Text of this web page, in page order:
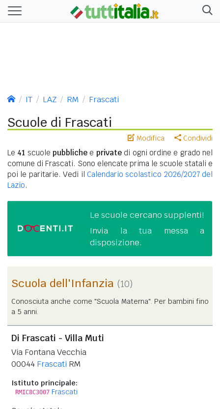
IT LAZ RM Frascati
Scuole di Frascati
Modifica Condividi
Le 41 scuolepubbliche e privatedi ogni ordine e grado nel
comune di Frascati. Sono elencate prima le scuole statali e
poi le paritarie. Vedi il Calendario scolastico 2026/2027 del
Lazio.
Le scuole cercano supplenti!
Invia la tua messa a
disposizione.
Scuola dell'Infanzia (10)
Conosciuta anche come "Scuola Materna". Per bambini fino
a 5 anni.
Di Frascati - Villa Muti
Via Fontana Vecchia
00044 Frascati RM
Istituto principale:
RMIC8C3007 Frascati